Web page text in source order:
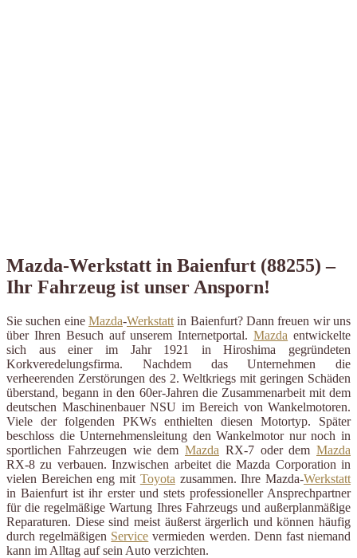
Mazda-Werkstatt in Baienfurt (88255) –
Ihr Fahrzeug ist unser Ansporn!
Sie suchen eine Mazda-Werkstatt in Baienfurt? Dann freuen wir uns
über Ihren Besuch auf unserem Internetportal.Mazda entwickelte
sich aus einer im Jahr 1921 in Hiroshima gegründeten
Korkveredelungsfirma. Nachdem das Unternehmen die
verheerenden Zerstörungen des 2. Weltkriegs mit geringen Schäden
überstand, begann in den 60er-Jahren die Zusammenarbeit mit dem
deutschen Maschinenbauer NSU im Bereich von Wankelmotoren.
Viele der folgenden PKWs enthielten diesen Motortyp. Später
beschloss die Unternehmensleitung den Wankelmotor nur noch in
sportlichen Fahrzeugen wie dem Mazda RX-7 oder dem Mazda
RX-8 zu verbauen. Inzwischen arbeitet die Mazda Corporation in
vielen Bereichen eng mit Toyota zusammen. Ihre Mazda-Werkstatt
in Baienfurt ist ihr erster und stets professioneller Ansprechpartner
für die regelmäßige Wartung Ihres Fahrzeugs und außerplanmäßige
Reparaturen. Diese sind meist äußerst ärgerlich und können häufig
durch regelmäßigen Service vermieden werden. Denn fast niemand
kann im Alltag auf sein Auto verzichten.